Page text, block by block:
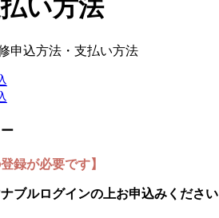
い方法
申込方法・支払い方法
録が必要です】
ブルログインの上お申込みください